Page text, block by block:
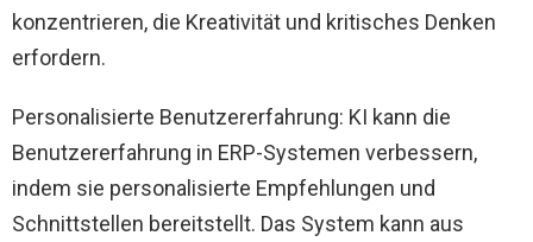
konzentrieren, die Kreativität und kritisches Denken
erfordern.
Personalisierte Benutzererfahrung: KI kann die
Benutzererfahrung in ERP-Systemen verbessern,
indem sie personalisierte Empfehlungen und
Schnittstellen bereitstellt. Das System kann aus